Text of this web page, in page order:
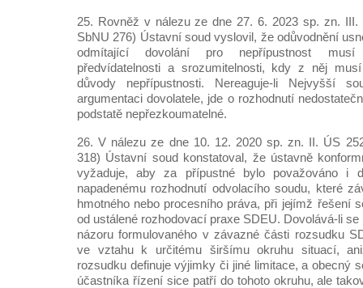
25. Rovněž v nálezu ze dne 27. 6. 2023 sp. zn. III.
SbNU 276) Ústavní soud vyslovil, že odůvodnění
odmítající dovolání pro nepřípustnost musí
předvídatelnosti a srozumitelnosti, kdy z něj
důvody nepřípustnosti. Nereaguje-li Nejvyšší
argumentaci dovolatele, jde o rozhodnutí
podstatě nepřezkoumatelné.
26. V nálezu ze dne 10. 12. 2020 sp. zn. II. ÚS
318) Ústavní soud konstatoval, že ústavně
vyžaduje, aby za přípustné bylo považováno i
napadenému rozhodnutí odvolacího soudu, které
hmotného nebo procesního práva, při jejímž řešení
od ustálené rozhodovací praxe SDEU. Dovolává-li
názoru formulovaného v závazné části rozsudku
ve vztahu k určitému širšímu okruhu situací,
rozsudku definuje výjimky či jiné limitace, a obecný
účastníka řízení sice patří do tohoto okruhu, ale